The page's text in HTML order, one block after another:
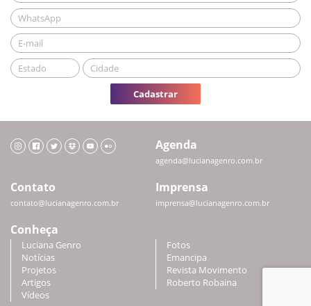
Cadastrar
Agenda
agenda@lucianagenro.com.br
Contato
contato@lucianagenro.com.br
Imprensa
imprensa@lucianagenro.com.br
Conheça
Luciana Genro
Notícias
Projetos
Artigos
Vídeos
Fotos
Emancipa
Revista Movimento
Roberto Robaina